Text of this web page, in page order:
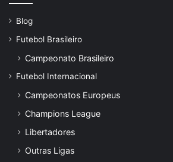
Blog
Futebol Brasileiro
Campeonato Brasileiro
Futebol Internacional
Campeonatos Europeus
Champions League
Libertadores
Outras Ligas